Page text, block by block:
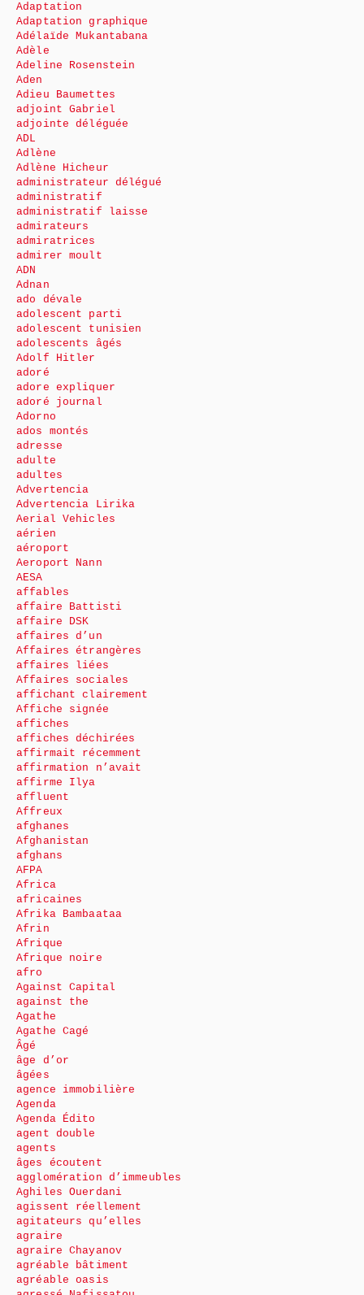
Adaptation
Adaptation graphique
Adélaïde Mukantabana
Adèle
Adeline Rosenstein
Aden
Adieu Baumettes
adjoint Gabriel
adjointe déléguée
ADL
Adlène
Adlène Hicheur
administrateur délégué
administratif
administratif laisse
admirateurs
admiratrices
admirer moult
ADN
Adnan
ado dévale
adolescent parti
adolescent tunisien
adolescents âgés
Adolf Hitler
adoré
adore expliquer
adoré journal
Adorno
ados montés
adresse
adulte
adultes
Advertencia
Advertencia Lirika
Aerial Vehicles
aérien
aéroport
Aeroport Nann
AESA
affables
affaire Battisti
affaire DSK
affaires d’un
Affaires étrangères
affaires liées
Affaires sociales
affichant clairement
Affiche signée
affiches
affiches déchirées
affirmait récemment
affirmation n’avait
affirme Ilya
affluent
Affreux
afghanes
Afghanistan
afghans
AFPA
Africa
africaines
Afrika Bambaataa
Afrin
Afrique
Afrique noire
afro
Against Capital
against the
Agathe
Agathe Cagé
Âgé
âge d’or
âgées
agence immobilière
Agenda
Agenda Édito
agent double
agents
âges écoutent
agglomération d’immeubles
Aghiles Ouerdani
agissent réellement
agitateurs qu’elles
agraire
agraire Chayanov
agréable bâtiment
agréable oasis